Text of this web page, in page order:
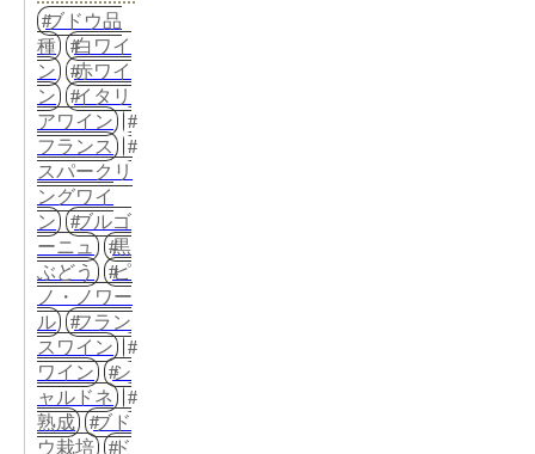
ブドウ品
種
白ワイ
ン
赤ワイ
ン
イタリ
アワイン
フランス
スパークリ
ングワイ
ン
ブルゴ
ーニュ
黒
ぶどう
ピ
ノ・ノワー
ル
フラン
スワイン
ワイン
シ
ャルドネ
熟成
ブド
ウ栽培
ド